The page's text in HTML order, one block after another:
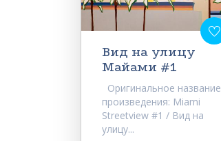
Вид на улицу
Майами #1
Оригинальное название
произведения: Miami
Streetview #1 / Вид на
улицу...